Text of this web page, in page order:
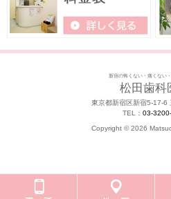
新宿の怖くない・痛くない
松田歯科
東京都新宿区新宿5-17-6
TEL： 03-
Copyright ©2026
モバイル